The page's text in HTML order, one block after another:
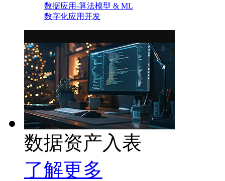
数据应用-算法模型 & ML
数字化应用开发
数据资产入表
了解更多